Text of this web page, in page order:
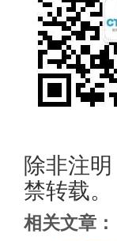
除非注
禁转载。
相关文章：